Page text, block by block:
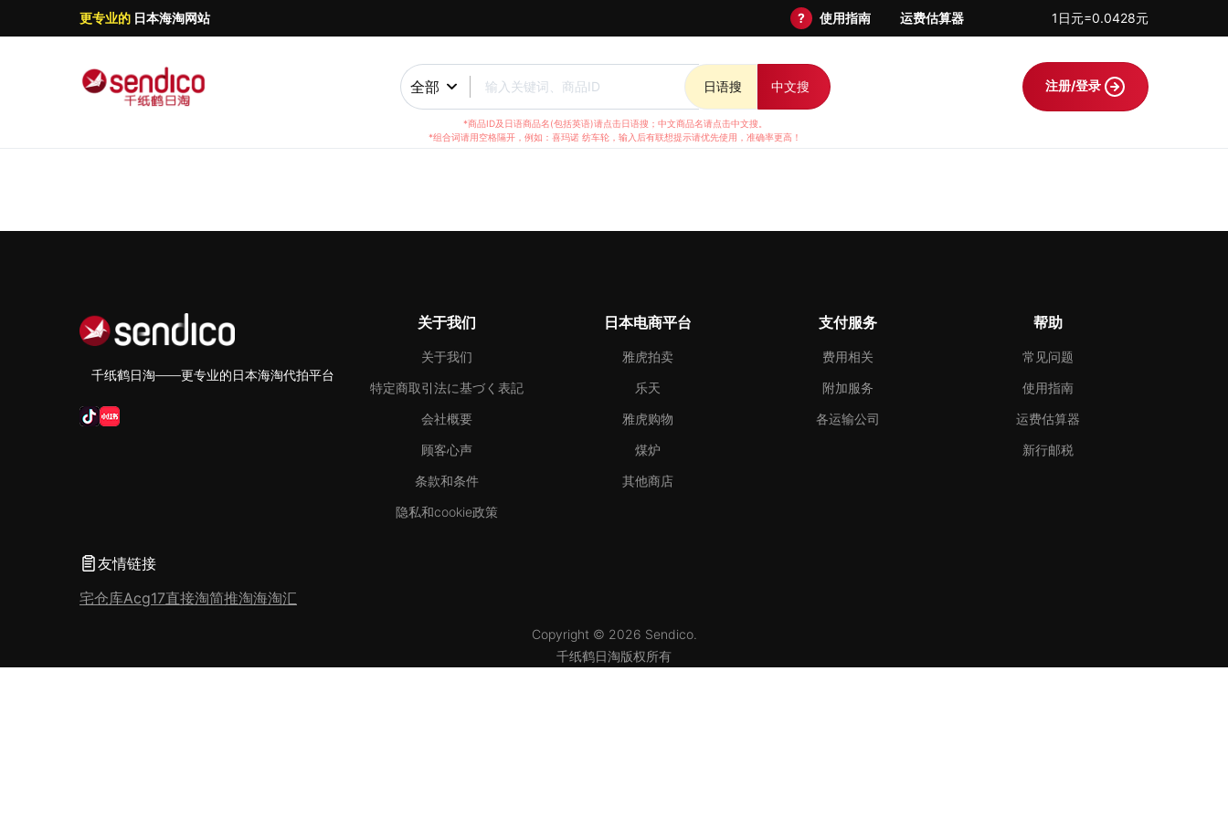
更专业的 日本海淘网站 ? 使用指南 运费估算器 1日元=0.0428元
全部 输入关键词、商品ID 日语搜 中文搜
*商品ID及日语商品名(包括英语)请点击日语搜；中文商品名请点击中文搜。
*组合词请用空格隔开，例如：喜玛诺 纺车轮，输入后有联想提示请优先使用，准确率更高！
注册/登录
千纸鹤日淘——更专业的日本海淘代拍平台
关于我们
关于我们
特定商取引法に基づく表記
会社概要
顾客心声
条款和条件
隐私和cookie政策
日本电商平台
雅虎拍卖
乐天
雅虎购物
煤炉
其他商店
支付服务
费用相关
附加服务
各运输公司
帮助
常见问题
使用指南
运费估算器
新行邮税
友情链接
宅仓库Acg17直接淘简推淘海淘汇
Copyright © 2026 Sendico.
千纸鹤日淘版权所有